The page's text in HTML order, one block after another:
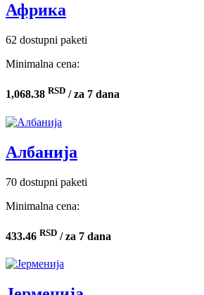
Африка
62 dostupni paketi
Minimalna cena:
1,068.38 RSD / za 7 dana
Албанија
70 dostupni paketi
Minimalna cena:
433.46 RSD / za 7 dana